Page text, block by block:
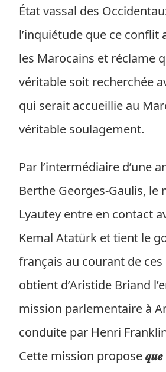
État vassal des
l’inquiétude que ce conflit
les Marocains et réclame
véritable soit recherchée
qui serait accueillie au
véritable soulagement.
Par l’intermédiaire d’une
Berthe Georges-Gaulis, le
Lyautey entre en contact
Kemal Atatürk et tient le
français au courant de ces
obtient d’Aristide Briand
mission parlementaire à
conduite par Henri
Cette mission propose𝒒𝒖𝒆